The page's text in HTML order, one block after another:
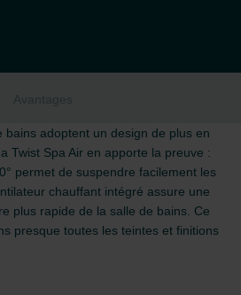
Avantages
bains adoptent un design de plus en
Twist Spa Air en apporte la preuve :
permet de suspendre facilement les
chauffant intégré assure une
plus rapide de la salle de bains. Ce
presque toutes les teintes et finitions